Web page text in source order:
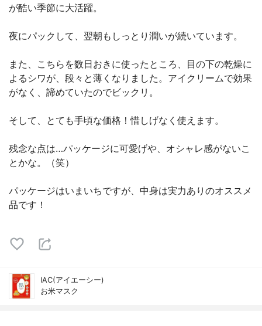
が酷い季節に大活躍。
夜にパックして、翌朝もしっとり潤いが続いています。
また、こちらを数日おきに使ったところ、目の下の乾燥に
よるシワが、段々と薄くなりました。アイクリームで効果
がなく、諦めていたのでビックリ。
そして、とても手頃な価格！惜しげなく使えます。
残念な点は…パッケージに可愛げや、オシャレ感がないこ
とかな。（笑）
パッケージはいまいちですが、中身は実力ありのオススメ
品です！
IAC(アイエーシー)
お米マスク